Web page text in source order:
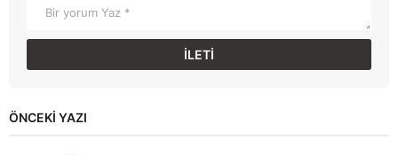
ÖNCEKI YAZI